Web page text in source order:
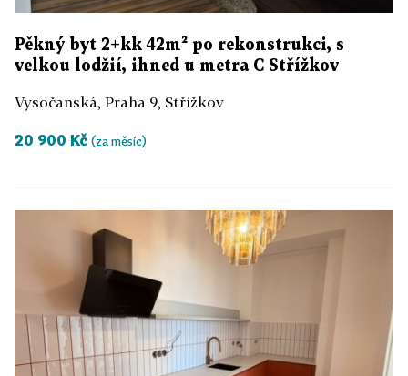
Pěkný byt 2+kk 42m² po rekonstrukci, s
velkou lodžií, ihned u metra C Střížkov
Vysočanská, Praha 9, Střížkov
20 900 Kč (za měsíc)